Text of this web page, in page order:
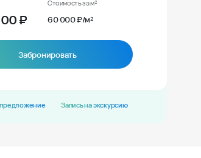
₽
Стоимость за м²
60 000 ₽/м²
Забронировать
Запись на экскурсию